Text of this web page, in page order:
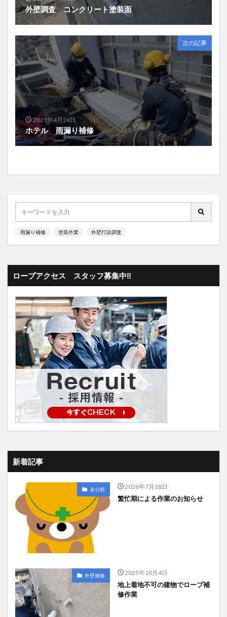
外壁調査 コンクリート塗装面
次の記事
2021年4月26日
ホテル 雨漏り補修
雨漏り補修 塗装作業 外壁打診調査
ロープアクセス スタッフ募集中‼
新着記事
未分類 2026年7月18日
繁忙期による作業のお知らせ
外壁補修 2025年10月4日
地上着地不可の建物でロープ補
修作業